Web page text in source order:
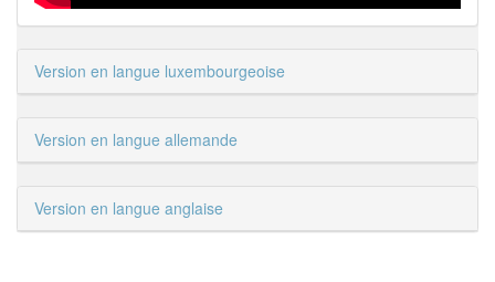
Version en langue luxembourgeoise
Version en langue allemande
Version en langue anglaise